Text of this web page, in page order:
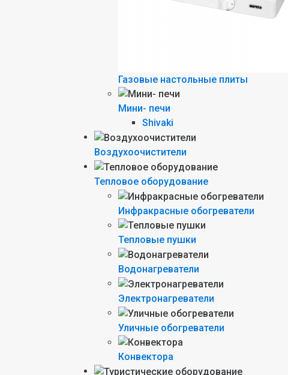
Газовые настольные плиты
Мини- печи
Shivaki
Воздухоочистители
Тепловое оборудование
Инфракрасные обогреватели
Тепловые пушки
Водонагреватели
Электронагреватели
Уличные обогреватели
Конвектора